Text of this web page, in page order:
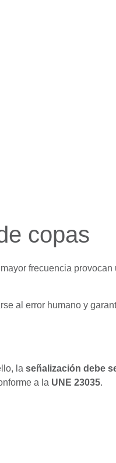
copas
frecuencia provocan
al error humano y
la señalización debe
a la UNE 23035.